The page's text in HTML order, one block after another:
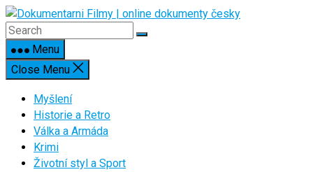
Skip
to
contentMenu
Close Menu
Myšlení
Historie a Retro
Válka a Armáda
Krimi
Životní styl a Sport